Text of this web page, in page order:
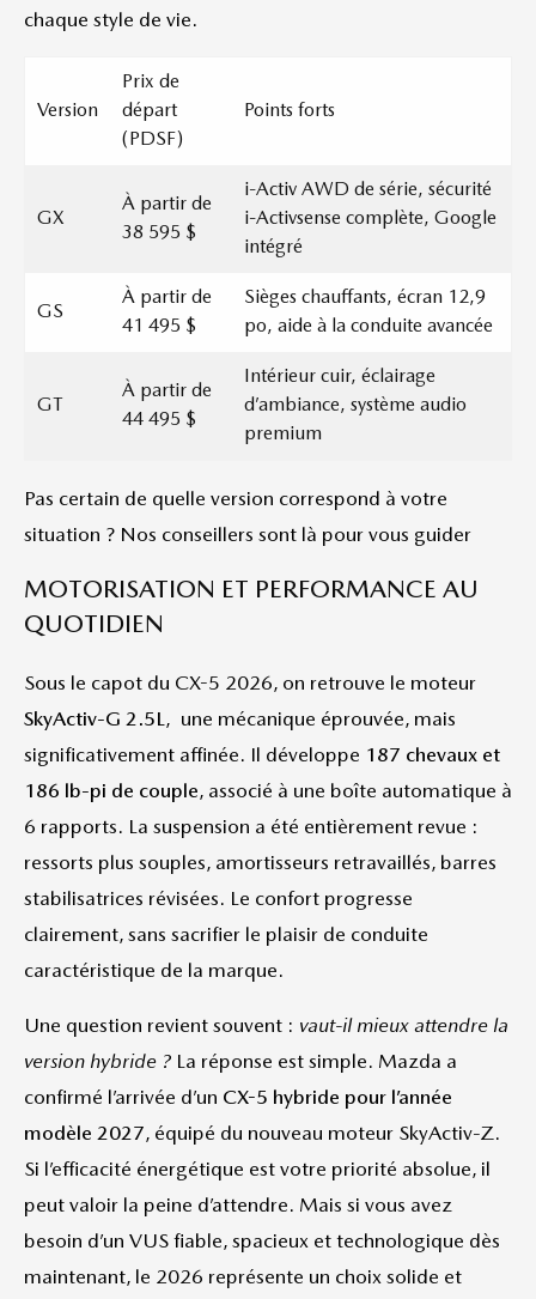
chaque style de vie.
Version
Prix de
départ
(PDSF)
Points forts
GX
À partir de
38 595 $
i-Activ AWD de série, sécurité
i-Activsense complète, Google
intégré
GS
À partir de
41 495 $
Sièges chauffants, écran 12,9
po, aide à la conduite avancée
GT
À partir de
44 495 $
Intérieur cuir, éclairage
d’ambiance, système audio
premium
Pas certain de quelle version correspond à votre
situation ? Nos conseillers sont là pour vous guider
MOTORISATION ET PERFORMANCE AU
QUOTIDIEN
Sous le capot du CX-5 2026, on retrouve le moteur
SkyActiv-G 2.5L, une mécanique éprouvée, mais
significativement affinée. Il développe 187 chevaux et
186 lb-pi de couple, associé à une boîte automatique à
6 rapports. La suspension a été entièrement revue :
ressorts plus souples, amortisseurs retravaillés, barres
stabilisatrices révisées. Le confort progresse
clairement, sans sacrifier le plaisir de conduite
caractéristique de la marque.
Une question revient souvent : vaut-il mieux attendre la
version hybride ? La réponse est simple. Mazda a
confirmé l’arrivée d’un CX-5 hybride pour l’année
modèle 2027, équipé du nouveau moteur SkyActiv-Z.
Si l’efficacité énergétique est votre priorité absolue, il
peut valoir la peine d’attendre. Mais si vous avez
besoin d’un VUS fiable, spacieux et technologique dès
maintenant, le 2026 représente un choix solide et